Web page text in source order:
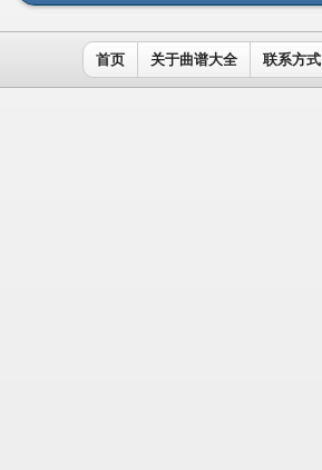
首页 关于曲谱大全 联系方式